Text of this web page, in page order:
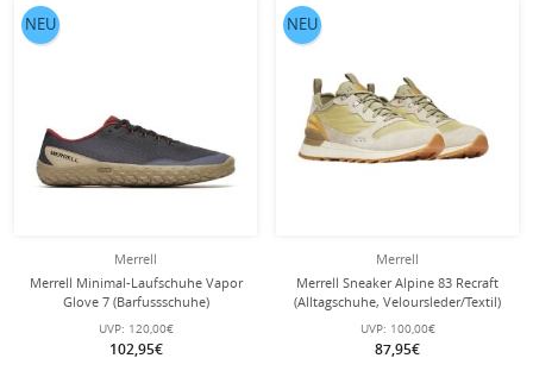
Merrell
Merrell Minimal-Laufschuhe Vapor
Glove 7 (Barfussschuhe)
UVP: 120,00€
102,95€
NEU
Merrell
Merrell Sneaker Alpine 83 Recraft
(Alltagschuhe, Veloursleder/Textil)
UVP: 100,00€
87,95€
NEU